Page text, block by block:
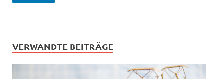
VERWANDTE BEITRÄGE